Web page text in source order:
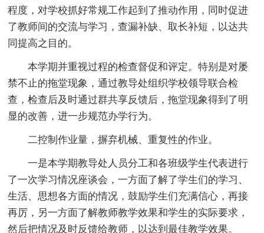
程度，对学校抓好常规工作起到了推动作用，同时促进
了教师间的交流与学习，查漏补缺、取长补短，以达共
同提高之目的。
本学期并重视过程的检查督促和评定。特别是对屡
禁不止的拖堂现象，通过教导处组织学校领导联合检
查，检查后及时通过群共享反馈后，拖堂现象得到了明
显的改善，进一步规范办学行为。
二控制作业量，摒弃机械、重复性的作业。
一是本学期教导处人员分工和各班级学生代表进行
了一次学习情况座谈会，一方面了解了学生们的学习、
生活、思想各方面的情况，鼓励学生们充满信心，再接
再厉，另一方面了解教师教学效果和学生的实际要求，
然后把情况及时反馈给教师，以达到最佳教学效果。